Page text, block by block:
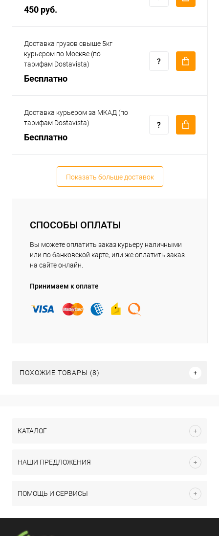
450 руб.
Доставка грузов свыше 5кг
курьером по Москве (по
тарифам Dostavista)
Бесплатно
Доставка курьером за МКАД (по
тарифам Dostavista)
Бесплатно
Показать больше доставок
СПОСОБЫ ОПЛАТЫ
Вы можете оплатить заказ курьеру наличными
или по банковской карте, или же оплатить заказ
на сайте онлайн.
Принимаем к оплате
ПОХОЖИЕ ТОВАРЫ (8)
КАТАЛОГ
НАШИ ПРЕДЛОЖЕНИЯ
ПОМОЩЬ И СЕРВИСЫ